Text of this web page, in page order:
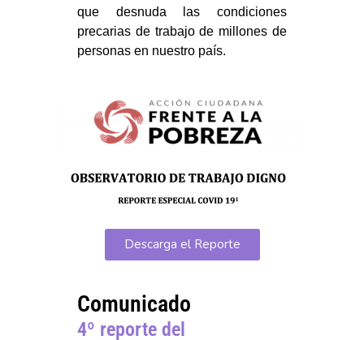
que desnuda las condiciones
precarias de trabajo de millones de
personas en nuestro país.
Descarga el Reporte
Comunicado
4º reporte del